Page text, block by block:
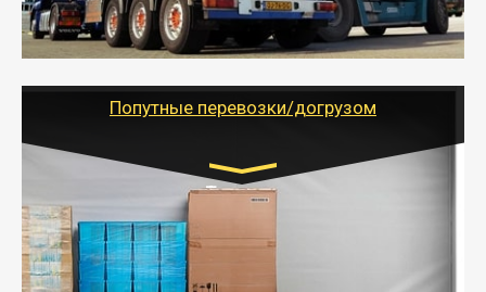
России с гарантией полной сохранности.
- Тайгер Логистик предоставляет услуги по
грузоперевозкам для физических и юридических лиц
Попутные перевозки/догрузом
Транспорт:
Газель (1,5 и 3 тонны), Бычок, Еврофура от 5 до
10 тонн
от 5000 руб. Возможен догруз